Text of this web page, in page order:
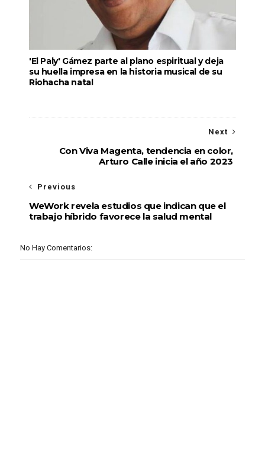
'El Paly' Gámez parte al plano espiritual y deja
su huella impresa en la historia musical de su
Riohacha natal
Next
Con Viva Magenta, tendencia en color,
Arturo Calle inicia el año 2023
Previous
WeWork revela estudios que indican que el
trabajo híbrido favorece la salud mental
No Hay Comentarios: